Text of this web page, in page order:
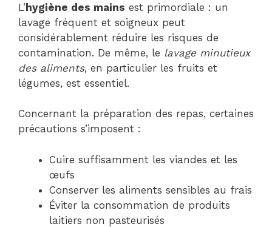
L’hygiène des mains est primordiale : un
lavage fréquent et soigneux peut
considérablement réduire les risques de
contamination. De même, le lavage minutieux
des aliments, en particulier les fruits et
légumes, est essentiel.
Concernant la préparation des repas, certaines
précautions s’imposent :
Cuire suffisamment les viandes et les
œufs
Conserver les aliments sensibles au frais
Éviter la consommation de produits
laitiers non pasteurisés